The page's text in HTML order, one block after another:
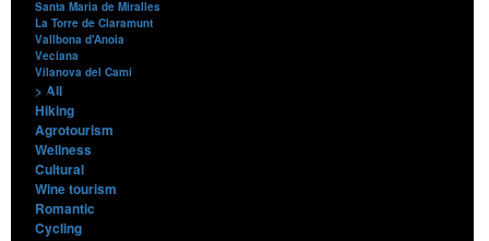
Santa Maria de Miralles
La Torre de Claramunt
Vallbona d'Anoia
Veciana
Vilanova del Camí
Contents
> All
Hiking
Agrotourism
Wellness
Cultural
Wine tourism
Romantic
Cycling